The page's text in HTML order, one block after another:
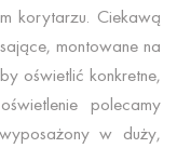
korytarzu. Ciekawą
montowane na
oświetlić konkretne,
polecamy
w duży,